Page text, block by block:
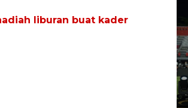
liburan buat kader